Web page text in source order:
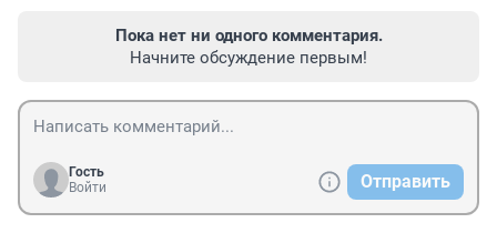
Пока нет ни одного комментария.
Начните обсуждение первым!
Гость
Войти
Отправить